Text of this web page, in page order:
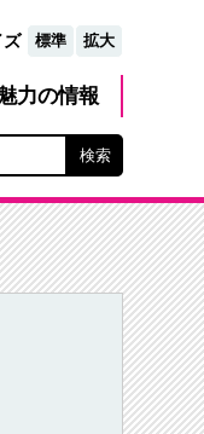
ズ 標準 拡大
力の情報